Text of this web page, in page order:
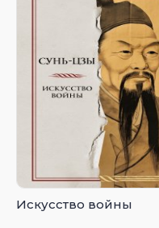
Искусство войны